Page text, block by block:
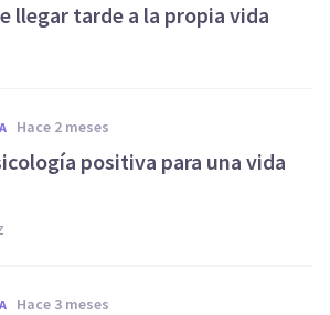
llegar tarde a la propia vida
hace 2 meses
positiva para una vida
hace 3 meses